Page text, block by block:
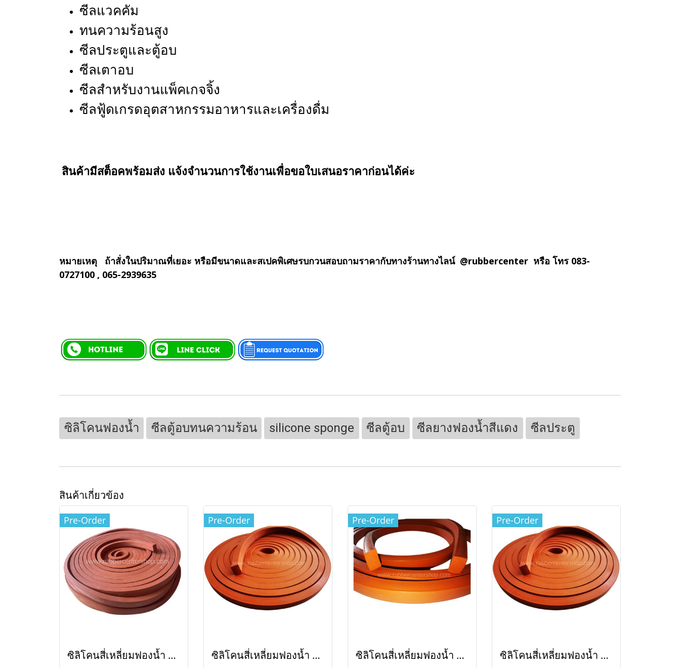
ซีลแวคคัม
ทนความร้อนสูง
ซีลประตูและตู้อบ
ซีลเตาอบ
ซีลสำหรับงานแพ็คเกจจิ้ง
ซีลฟู้ดเกรดอุตสาหกรรมอาหารและเครื่องดื่ม
สินค้ามีสต็อคพร้อมส่ง แจ้งจำนวนการใช้งานเพื่อขอใบเสนอราคาก่อนได้ค่ะ
หมายเหตุ ถ้าสั่งในปริมาณที่เยอะ หรือมีขนาดและสเปคพิเศษรบกวนสอบถามราคากับทางร้านทางไลน์ @rubbercenter หรือ โทร 083-
0727100 , 065-2939635
ซิลิโคนฟองน้ำ ซีลตู้อบทนความร้อน silicone sponge ซีลตู้อบ ซีลยางฟองน้ำสีแดง ซีลประตู
สินค้าเกี่ยวข้อง
Pre-Order
ซิลิโคนสี่เหลี่ยมฟองน้ำ สีส้มอิฐ
Pre-Order
ซิลิโคนสี่เหลี่ยมฟองน้ำ สีส้มอิฐ
Pre-Order
ซิลิโคนสี่เหลี่ยมฟองน้ำ สีส้มอิฐ
Pre-Order
ซิลิโคนสี่เหลี่ยมฟองน้ำ สีส้มอิฐ